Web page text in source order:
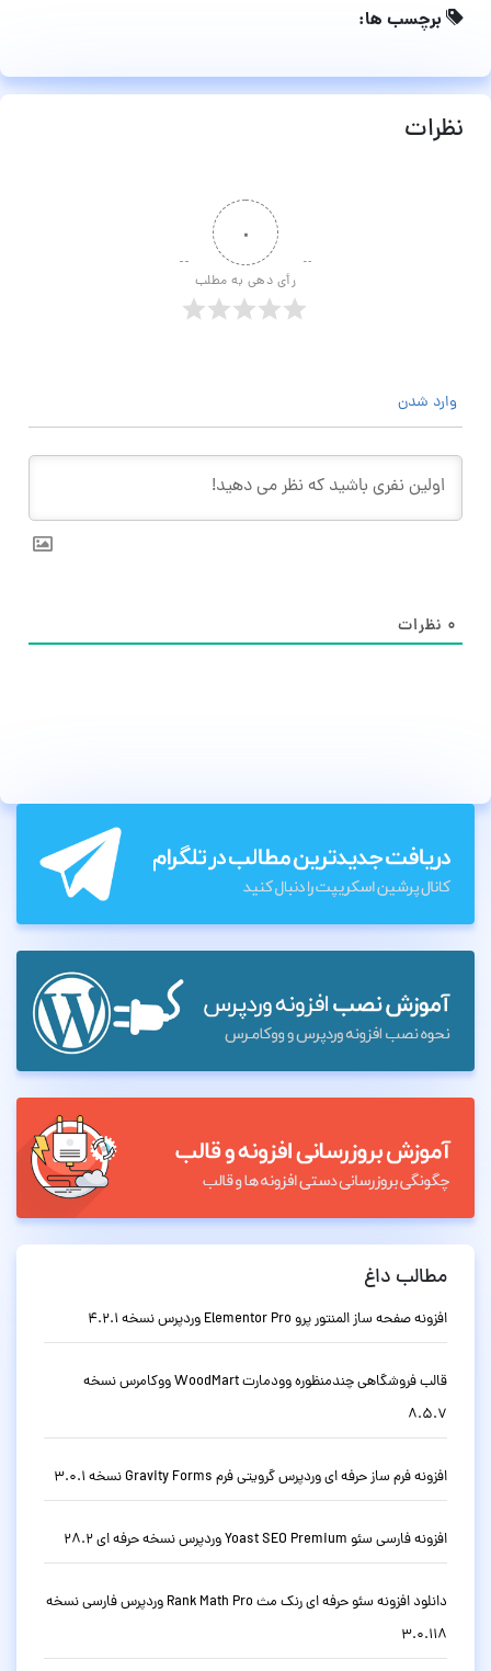
برچسب ها:
نظرات
۰
رأی دهی به مطلب
وارد شدن
۰ نظرات
مطالب داغ
افزونه صفحه ساز المنتور پرو Elementor Pro وردپرس نسخه 4.2.1
قالب فروشگاهی چندمنظوره وودمارت WoodMart ووکامرس نسخه
8.5.7
افزونه فرم ساز حرفه ای وردپرس گرویتی فرم Gravity Forms نسخه 3.0.1
افزونه فارسی سئو Yoast SEO Premium وردپرس نسخه حرفه ای 28.2
دانلود افزونه سئو حرفه ای رنک مث Rank Math Pro وردپرس فارسی نسخه
3.0.118